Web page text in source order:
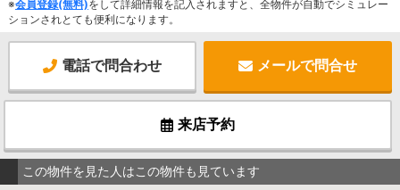
※会員登録(無料)をして詳細情報を記入されますと、全物件が自動でシミュレー
ションされとても便利になります。
電話で問合わせ メールで問合せ
来店予約
この物件を見た人はこの物件も見ています